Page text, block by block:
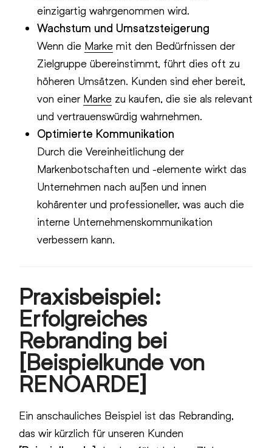
einzigartig wahrgenommen wird.
Wachstum und Umsatzsteigerung
Wenn die Marke mit den Bedürfnissen der
Zielgruppe übereinstimmt, führt dies oft zu
höheren Umsätzen. Kunden sind eher bereit,
von einer Marke zu kaufen, die sie als relevant
und vertrauenswürdig wahrnehmen.
Optimierte Kommunikation
Durch die Vereinheitlichung der
Markenbotschaften und -elemente wirkt das
Unternehmen nach außen und innen
kohärenter und professioneller, was auch die
interne Unternehmenskommunikation
verbessern kann.
Praxisbeispiel:
Erfolgreiches
Rebranding bei
[Beispielkunde von
RENOARDE]
Ein anschauliches Beispiel ist das Rebranding,
das wir kürzlich für unseren Kunden